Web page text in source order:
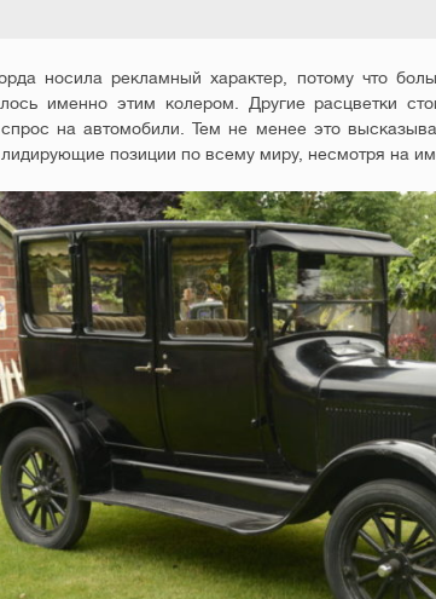
носила рекламный характер, потому что
именно этим колером. Другие расцветки
спрос на автомобили. Тем не менее это
позиции по всему миру, несмотря на